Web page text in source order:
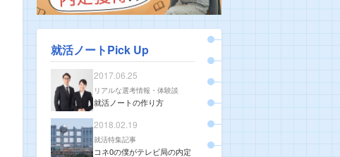
就活ノートPick Up
2017.06.25
リアルな選考情報・体験談
就活ノートの作り方
2018.02.19
就活特集記事
コネ0の僕がテレビ局の内定